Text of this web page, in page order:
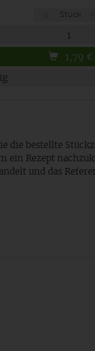
Stück
1,79 €
die bestellte
ein Rezept
und das